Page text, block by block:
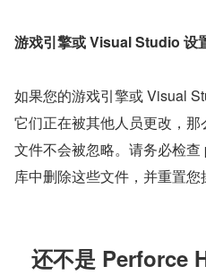
游戏引擎或 Visual Studio 设
如果您的游戏引擎或 Visual
它们正在被其他人员更改，
文件不会被忽略。请务必检
库中删除这些文件，并重置您
还不是 Perforce